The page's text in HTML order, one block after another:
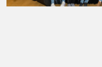
Espace médias